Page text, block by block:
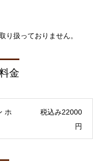
扱っておりません。
金
ホ
税込み22000
円